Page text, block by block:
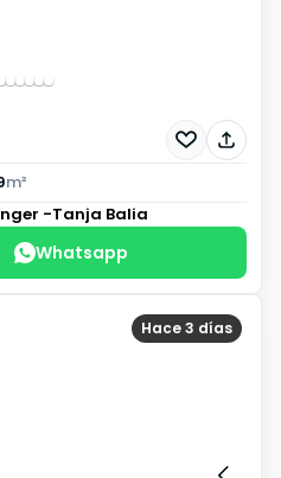
m²
-Tanja Balia
Whatsapp
Hace 3 días